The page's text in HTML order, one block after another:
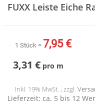
der
FUXX Leiste Eiche
1 Stück = 7,95 €
3,31 € pro m
Inkl. 19% MwSt. , zzgl.
Lieferzeit: ca. 5 bis 12